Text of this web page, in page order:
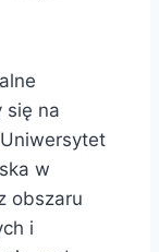
się na
w
obszaru
i